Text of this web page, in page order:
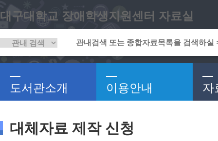
대구대학교 장애학생지원센터 자료실
도서관소개 이용안내 자
대체자료 제작 신청